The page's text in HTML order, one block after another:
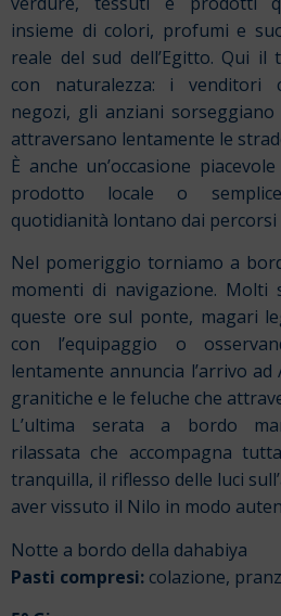
insieme di colori, profumi e
reale del sud dell’Egitto. Qui il
con naturalezza: i venditori
negozi, gli anziani
attraversano lentamente le
È anche un’occasione
prodotto locale o
quotidianità lontano dai
Nel pomeriggio torniamo a
momenti di navigazione. Molti
queste ore sul ponte, magari
con l’equipaggio o
lentamente annuncia l’arrivo
granitiche e le feluche che
L’ultima serata a bordo
rilassata che accompagna
tranquilla, il riflesso delle luci
aver vissuto il Nilo in modo
Notte a bordo della dahabiya
Pasti compresi: colazione,